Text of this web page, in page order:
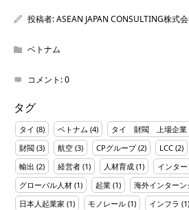
投稿者:ASEAN JAPAN CONSULTING株式
ベトナム
コメント:0
タグ
タイ (8) ベトナム (4) タイ 財閥 上場企業
財閥 (3) 航空 (3) CPグループ(2) LCC (2)
輸出 (2) 経営者 (1) 人材育成 (1) インタ
グローバル人材 (1) 起業 (1) 海外インターン
日本人起業家 (1) モノレール (1) インフラ (1)